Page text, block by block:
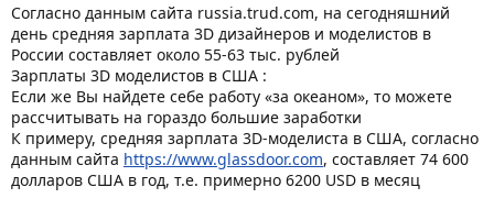
Согласно данным сайта russia.trud.com, на сегодняшний
день средняя зарплата 3D дизайнеров и моделистов в
России составляет около 55-63 тыс. рублей
Зарплаты 3D моделистов в США :
Если же Вы найдете себе работу «за океаном», то можете
рассчитывать на гораздо большие заработки
К примеру, средняя зарплата 3D-моделиста в США, согласно
данным сайта https://www.glassdoor.com, составляет 74 600
долларов США в год, т.е. примерно 6200 USD в месяц